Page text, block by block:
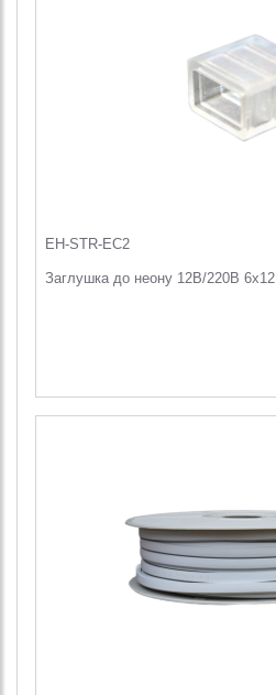
EH-STR-EC2
Заглушка до неону 12В/220В 6x12